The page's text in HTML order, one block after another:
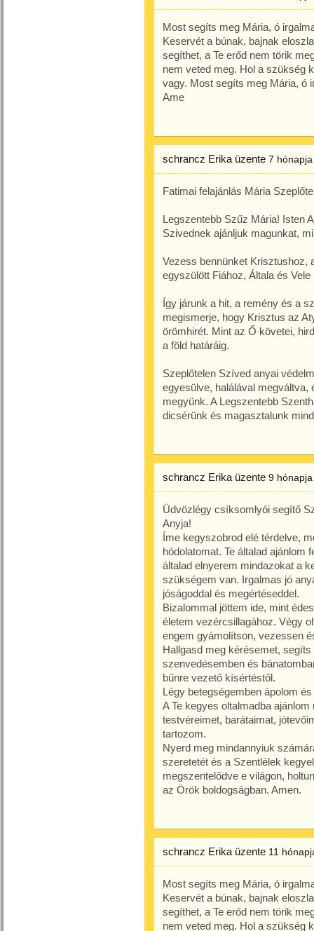
Most segíts meg Mária, ó
Keservét a búnak, bajnak
segíthet, a Te erőd nem törik
nem veted meg. Hol a szükség
vagy. Most segíts meg Mária, ó
Ame
schrancz Erika üzente 7 hónapja
Fatimai felajánlás Mária
Legszentebb Szűz Mária! Isten
Szivednek ajánljuk magunkat,
Vezess bennünket Krisztushoz,
egyszülött Fiához, Általa és
Így járunk a hit, a remény és a
megismerje, hogy Krisztus az
örömhirét. Mint az Ő követei,
a föld határáig.
Szeplőtelen Szíved anyai
egyesülve, halálával megváltva,
megyünk. A Legszentebb
dicsérünk és magasztalunk
schrancz Erika üzente 9 hónapja
Üdvözlégy csíksomlyói segítő
Anyja!
Íme kegyszobrod elé térdelve,
hódolatomat. Te általad ajánlom
általad elnyerem mindazokat a
szükségem van. Irgalmas jó
jóságoddal és megértéseddel.
Bizalommal jöttem ide, mint
életem vezércsillagához. Végy
engem gyámolítson, vezessen
Hallgasd meg kérésemet,
szenvedésemben és
bűnre vezető kísértéstől.
Légy betegségemben ápolom
A Te kegyes oltalmadba
testvéreimet, barátaimat,
tartozom.
Nyerd meg mindannyiuk
szeretetét és a Szentlélek
megszentelődve e világon,
az Örök boldogságban. Amen.
schrancz Erika üzente 11
Most segíts meg Mária, ó
Keservét a búnak, bajnak
segíthet, a Te erőd nem törik
nem veted meg. Hol a szükség